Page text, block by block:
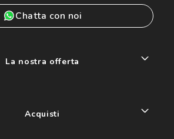
Chatta con noi
La nostra offerta
Acquisti